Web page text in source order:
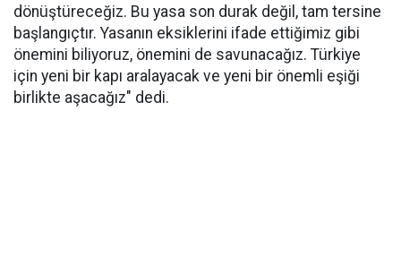
dönüştüreceğiz. Bu yasa son durak değil, tam tersine
başlangıçtır. Yasanın eksiklerini ifade ettiğimiz gibi
önemini biliyoruz, önemini de savunacağız. Türkiye
için yeni bir kapı aralayacak ve yeni bir önemli eşiği
birlikte aşacağız" dedi.